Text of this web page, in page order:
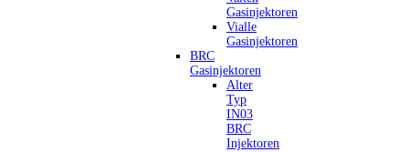
Gasinjektoren
Vialle
Gasinjektoren
BRC
Gasinjektoren
Alter
Typ
IN03
BRC
Injektoren